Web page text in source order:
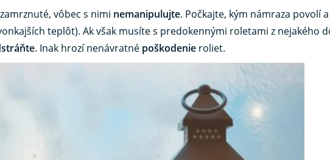
vôbec s nimi nemanipulujte. Počkajte, kým námraza povolí a
teplôt). Ak však musíte s predokennými roletami z nejakého
. Inak hrozí nenávratné poškodenie roliet.